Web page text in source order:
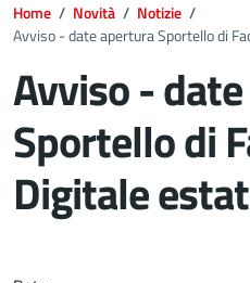
Home / Novità / Notizie /
Avviso - date apertura Sportello di
Avviso -
Sportello di
Digitale